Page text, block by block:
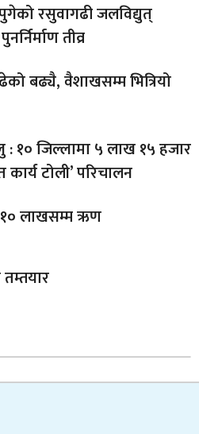
रसुवागढी जलविद्युत्
तीव्र
बढ्यै, वैशाखसम्म भित्रियो
: १० जिल्लामा ५ लाख १५ हजार
कार्य टोली’ परिचालन
१० लाखसम्म ऋण